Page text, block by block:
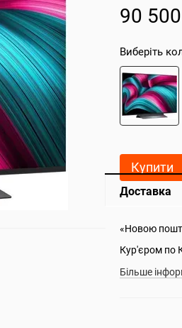
90
Виберіть
Купити
Доставка
«Новою
Кур'єром по
Більше